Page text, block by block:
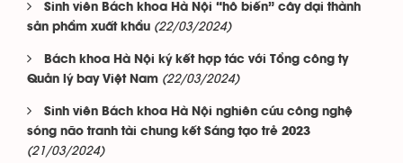
Sinh viên Bách khoa Hà Nội “hô biến” cây dại thành
sản phẩm xuất khẩu (22/03/2024)
Bách khoa Hà Nội ký kết hợp tác với Tổng công ty
Quản lý bay Việt Nam (22/03/2024)
Sinh viên Bách khoa Hà Nội nghiên cứu công nghệ
sóng não tranh tài chung kết Sáng tạo trẻ 2023
(21/03/2024)